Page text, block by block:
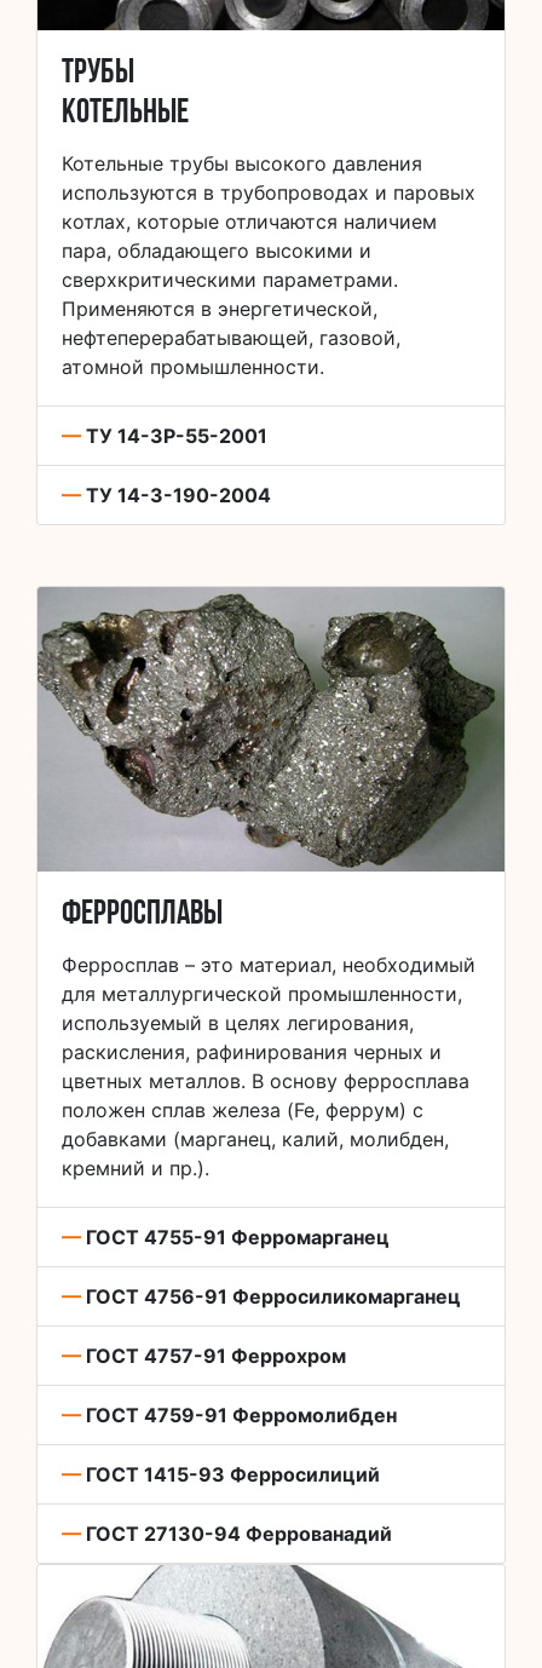
Трубы
котельные
Котельные трубы высокого давления
используются в трубопроводах и паровых
котлах, которые отличаются наличием
пара, обладающего высокими и
сверхкритическими параметрами.
Применяются в энергетической,
нефтеперерабатывающей, газовой,
атомной промышленности.
— ТУ 14-3Р-55-2001
— ТУ 14-3-190-2004
Ферросплавы
Ферросплав – это материал, необходимый
для металлургической промышленности,
используемый в целях легирования,
раскисления, рафинирования черных и
цветных металлов. В основу ферросплава
положен сплав железа (Fe, феррум) с
добавками (марганец, калий, молибден,
кремний и пр.).
— ГОСТ 4755-91 Ферромарганец
— ГОСТ 4756-91 Ферросиликомарганец
— ГОСТ 4757-91 Феррохром
— ГОСТ 4759-91 Ферромолибден
— ГОСТ 1415-93 Ферросилиций
— ГОСТ 27130-94 Феррованадий